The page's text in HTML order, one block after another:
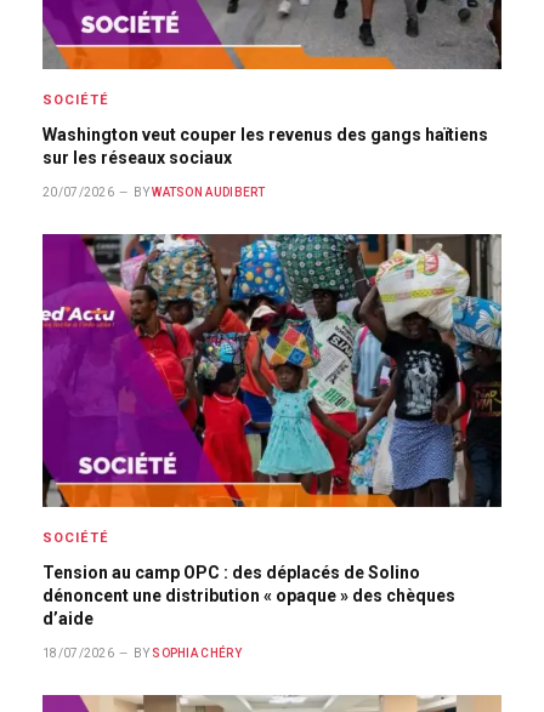
SOCIÉTÉ
Washington veut couper les revenus des gangs haïtiens
sur les réseaux sociaux
20/07/2026 BY WATSON AUDIBERT
SOCIÉTÉ
Tension au camp OPC : des déplacés de Solino
dénoncent une distribution « opaque » des chèques
d’aide
18/07/2026 BY SOPHIA CHÉRY